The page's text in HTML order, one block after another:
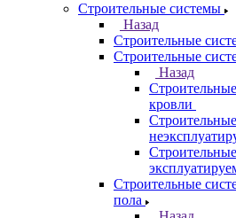
Строительные системы
Назад
Строительные
Строительные
Назад
кровли
Строительные
пола